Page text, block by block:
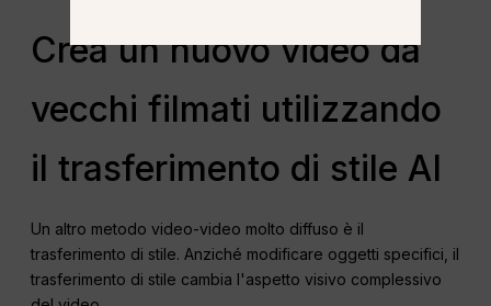
Crea un nuovo video da
vecchi filmati utilizzando
il trasferimento di stile AI
Un altro metodo video-video molto diffuso è il
trasferimento di stile. Anziché modificare oggetti specifici, il
trasferimento di stile cambia l'aspetto visivo complessivo